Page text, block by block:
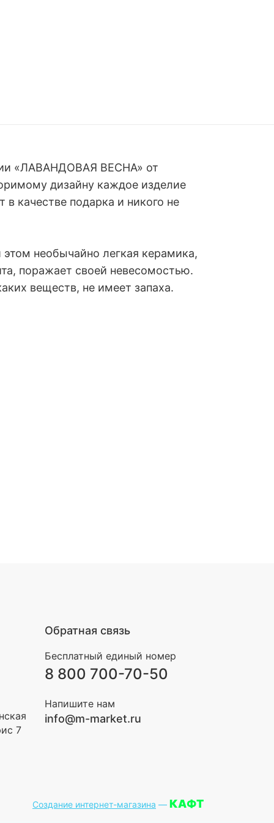
«ЛАВАНДОВАЯ ВЕСНА» от
дизайну каждое изделие
качестве подарка и никого не
этом необычайно легкая керамика,
поражает своей невесомостью.
веществ, не имеет запаха.
7
Обратная связь
Бесплатный единый номер
8 800 700-70-50
Напишите нам
info@m-market.ru
Создание интернет-магазина — КАФТ